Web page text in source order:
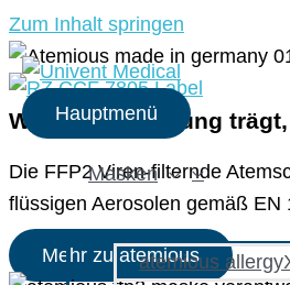
Zum Inhalt springen
Hauptmenü
Masken
atemious
Wer Verant­wor­tung
Die FFP2 Viren-filternde
flüssigen Aerosolen gemäß EN
Mehr zu atemious